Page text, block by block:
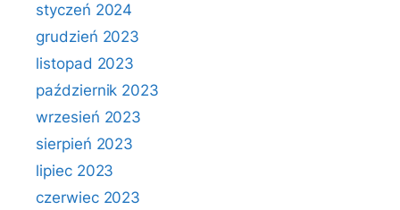
styczeń 2024
grudzień 2023
listopad 2023
październik 2023
wrzesień 2023
sierpień 2023
lipiec 2023
czerwiec 2023